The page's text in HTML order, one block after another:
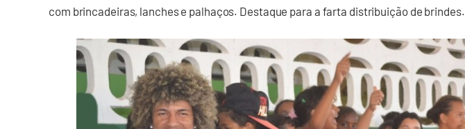
com brincadeiras, lanches e palhaços. Destaque para a farta distribuição de brindes.